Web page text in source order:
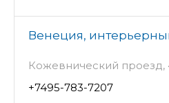
Венеция,
Кожевнический проезд,
+7495-783-7207